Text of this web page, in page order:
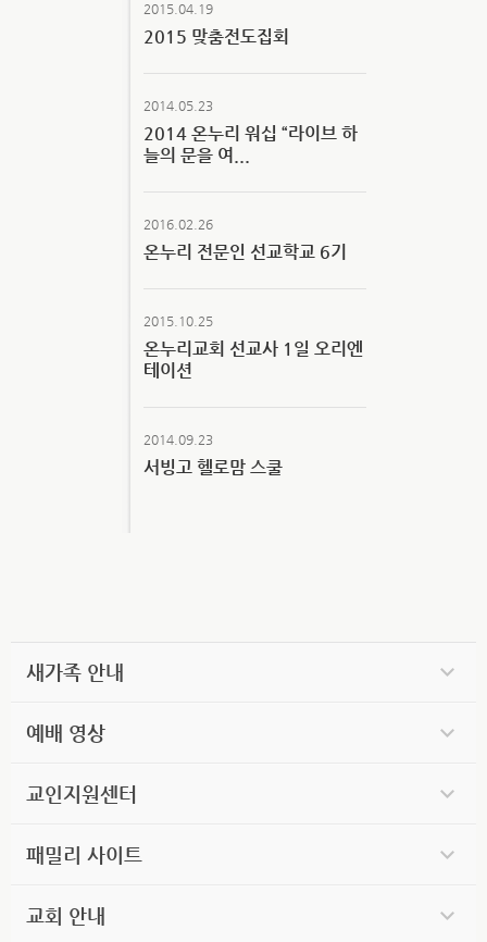
2015.04.19
2015 맞춤전도집회
2014.05.23
2014 온누리 워십 “라이브 하
늘의 문을 여...
2016.02.26
온누리 전문인 선교학교 6기
2015.10.25
온누리교회 선교사 1일 오리엔
테이션
2014.09.23
서빙고 헬로맘 스쿨
새가족 안내
예배 영상
교인지원센터
패밀리 사이트
교회 안내